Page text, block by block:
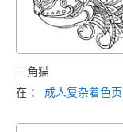
三角猫
在 ： 成人复杂着色